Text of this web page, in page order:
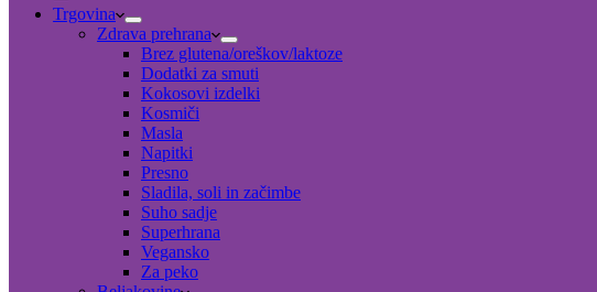
Trgovina
Zdrava prehrana
Brez glutena/oreškov/laktoze
Dodatki za smuti
Kokosovi izdelki
Kosmiči
Masla
Napitki
Presno
Sladila, soli in začimbe
Suho sadje
Superhrana
Vegansko
Za peko